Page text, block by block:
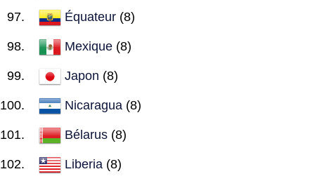
Équateur (8)
Mexique (8)
Japon (8)
Nicaragua (8)
Bélarus (8)
Liberia (8)